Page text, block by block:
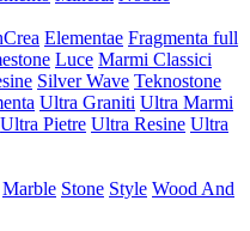
Elementae Fragmenta full
Luce Marmi Classici
Silver Wave Teknostone
Ultra Graniti Ultra Marmi
Ultra Pietre Ultra Resine Ultra
Marble Stone Style Wood And